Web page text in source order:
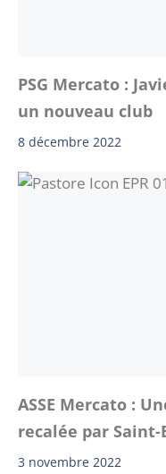
PSG Mercato :
un nouveau club
8 décembre 2022
ASSE Mercato :
recalée par Saint-
3 novembre 2022